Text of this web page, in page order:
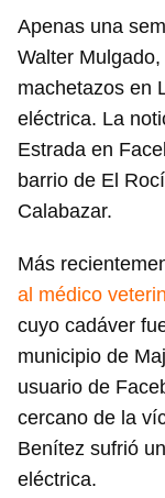
Apenas una
Walter
machetazos en
eléctrica. La
Estrada en
barrio de El
Calabazar.
Más
al médico
cuyo cadáver
municipio de
usuario de
cercano de la
Benítez sufrió
eléctrica.